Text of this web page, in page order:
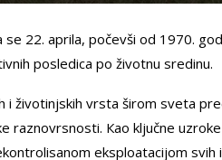
22. aprila, počevši od 1970.
posledica po životnu sredinu.
i životinjskih vrsta širom sveta
raznovrsnosti. Кao ključne
eksploatacijom